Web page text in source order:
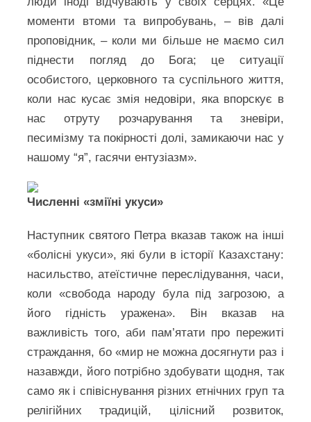
моменти втоми та випробувань, – вів далі
проповідник, – коли ми більше не маємо сил
піднести погляд до Бога; це ситуації
особистого, церковного та суспільного життя,
коли нас кусає змія недовіри, яка впорскує в
нас отруту розчарування та зневіри,
песимізму та покірності долі, замикаючи нас у
нашому “я”, гасячи ентузіазм».
Численні «зміїні укуси»
Наступник святого Петра вказав також на інші
«болісні укуси», які були в історії Казахстану:
насильство, атеїстичне переслідування, часи,
коли «свобода народу була під загрозою, а
його гідність уражена». Він вказав на
важливість того, аби пам’ятати про пережиті
страждання, бо «мир не можна досягнути раз і
назавжди, його потрібно здобувати щодня, так
само як і співіснування різних етнічних груп та
релігійних традицій, цілісний розвиток,